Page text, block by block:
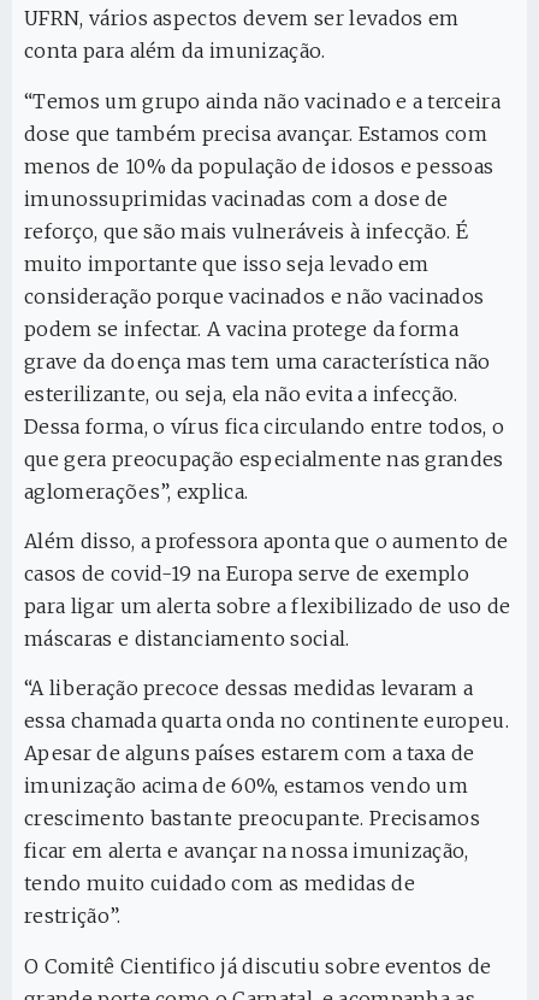
UFRN, vários aspectos devem ser levados em
conta para além da imunização.
“Temos um grupo ainda não vacinado e a terceira
dose que também precisa avançar. Estamos com
menos de 10% da população de idosos e pessoas
imunossuprimidas vacinadas com a dose de
reforço, que são mais vulneráveis à infecção. É
muito importante que isso seja levado em
consideração porque vacinados e não vacinados
podem se infectar. A vacina protege da forma
grave da doença mas tem uma característica não
esterilizante, ou seja, ela não evita a infecção.
Dessa forma, o vírus fica circulando entre todos, o
que gera preocupação especialmente nas grandes
aglomerações”, explica.
Além disso, a professora aponta que o aumento de
casos de covid-19 na Europa serve de exemplo
para ligar um alerta sobre a flexibilizado de uso de
máscaras e distanciamento social.
“A liberação precoce dessas medidas levaram a
essa chamada quarta onda no continente europeu.
Apesar de alguns países estarem com a taxa de
imunização acima de 60%, estamos vendo um
crescimento bastante preocupante. Precisamos
ficar em alerta e avançar na nossa imunização,
tendo muito cuidado com as medidas de
restrição”.
O Comitê Cientifico já discutiu sobre eventos de